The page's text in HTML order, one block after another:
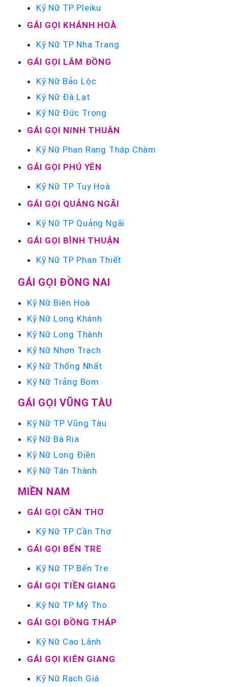
Kỹ Nữ TP Pleiku
GÁI GỌI KHÁNH HOÀ
Kỹ Nữ TP Nha Trang
GÁI GỌI LÂM ĐỒNG
Kỹ Nữ Bảo Lộc
Kỹ Nữ Đà Lạt
Kỹ Nữ Đức Trọng
GÁI GỌI NINH THUẬN
Kỹ Nữ Phan Rang Tháp Chàm
GÁI GỌI PHÚ YÊN
Kỹ Nữ TP Tuy Hoà
GÁI GỌI QUẢNG NGÃI
Kỹ Nữ TP Quảng Ngãi
GÁI GỌI BÌNH THUẬN
Kỹ Nữ TP Phan Thiết
GÁI GỌI ĐỒNG NAI
Kỹ Nữ Biên Hoà
Kỹ Nữ Long Khánh
Kỹ Nữ Long Thành
Kỹ Nữ Nhơn Trạch
Kỹ Nữ Thống Nhất
Kỹ Nữ Trảng Bom
GÁI GỌI VŨNG TÀU
Kỹ Nữ TP Vũng Tàu
Kỹ Nữ Bà Rịa
Kỹ Nữ Long Điền
Kỹ Nữ Tân Thành
MIỀN NAM
GÁI GỌI CẦN THƠ
Kỹ Nữ TP Cần Thơ
GÁI GỌI BẾN TRE
Kỹ Nữ TP Bến Tre
GÁI GỌI TIỀN GIANG
Kỹ Nữ TP Mỹ Tho
GÁI GỌI ĐỒNG THÁP
Kỹ Nữ Cao Lãnh
GÁI GỌI KIÊN GIANG
Kỹ Nữ Rạch Giá